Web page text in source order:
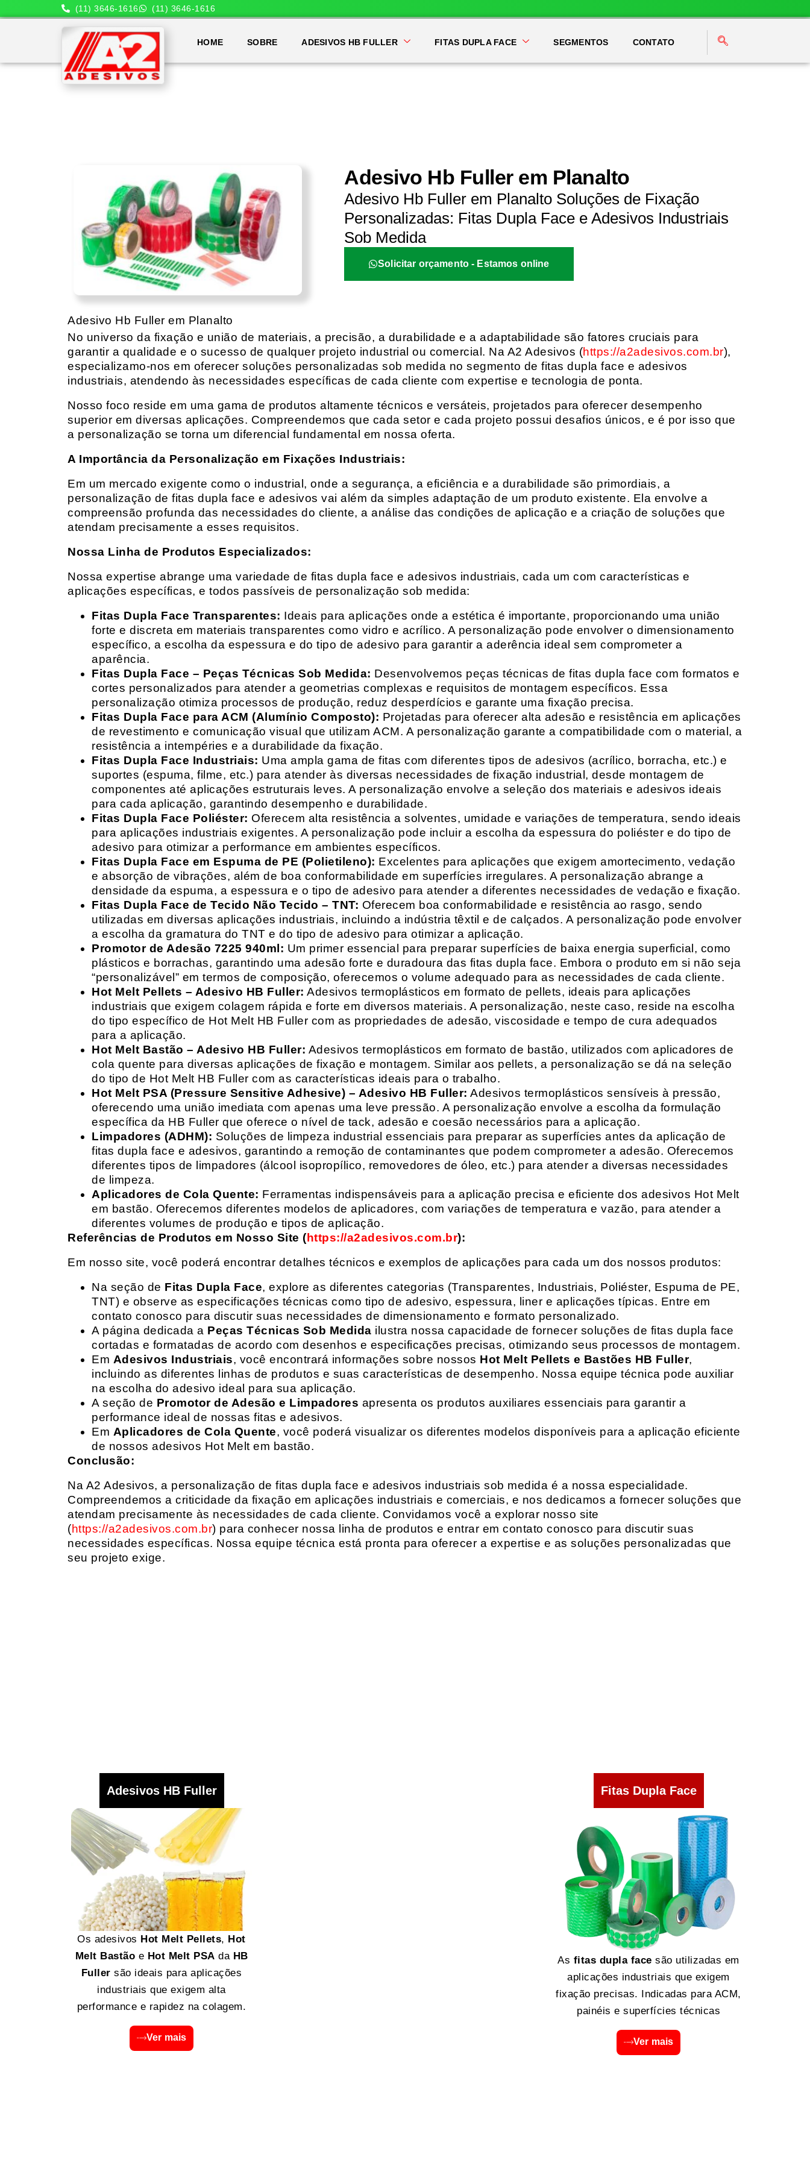
(11) 3646-1616 (11) 3646-1616
HOME SOBRE ADESIVOS HB FULLER FITAS DUPLA FACE SEGMENTOS CONTATO
Adesivo Hb Fuller em Planalto
Adesivo Hb Fuller em Planalto Soluções de Fixação
Personalizadas: Fitas Dupla Face e Adesivos Industriais
Sob Medida
Solicitar orçamento - Estamos online
Adesivo Hb Fuller em Planalto
No universo da fixação e união de materiais, a precisão, a durabilidade e a adaptabilidade são fatores cruciais para
garantir a qualidade e o sucesso de qualquer projeto industrial ou comercial. Na A2 Adesivos (https://a2adesivos.com.br),
especializamo-nos em oferecer soluções personalizadas sob medida no segmento de fitas dupla face e adesivos
industriais, atendendo às necessidades específicas de cada cliente com expertise e tecnologia de ponta.
Nosso foco reside em uma gama de produtos altamente técnicos e versáteis, projetados para oferecer desempenho
superior em diversas aplicações. Compreendemos que cada setor e cada projeto possui desafios únicos, e é por isso que
a personalização se torna um diferencial fundamental em nossa oferta.
A Importância da Personalização em Fixações Industriais:
Em um mercado exigente como o industrial, onde a segurança, a eficiência e a durabilidade são primordiais, a
personalização de fitas dupla face e adesivos vai além da simples adaptação de um produto existente. Ela envolve a
compreensão profunda das necessidades do cliente, a análise das condições de aplicação e a criação de soluções que
atendam precisamente a esses requisitos.
Nossa Linha de Produtos Especializados:
Nossa expertise abrange uma variedade de fitas dupla face e adesivos industriais, cada um com características e
aplicações específicas, e todos passíveis de personalização sob medida:
Fitas Dupla Face Transparentes: Ideais para aplicações onde a estética é importante, proporcionando uma união
forte e discreta em materiais transparentes como vidro e acrílico. A personalização pode envolver o dimensionamento
específico, a escolha da espessura e do tipo de adesivo para garantir a aderência ideal sem comprometer a
aparência.
Fitas Dupla Face – Peças Técnicas Sob Medida: Desenvolvemos peças técnicas de fitas dupla face com formatos e
cortes personalizados para atender a geometrias complexas e requisitos de montagem específicos. Essa
personalização otimiza processos de produção, reduz desperdícios e garante uma fixação precisa.
Fitas Dupla Face para ACM (Alumínio Composto): Projetadas para oferecer alta adesão e resistência em aplicações
de revestimento e comunicação visual que utilizam ACM. A personalização garante a compatibilidade com o material, a
resistência a intempéries e a durabilidade da fixação.
Fitas Dupla Face Industriais: Uma ampla gama de fitas com diferentes tipos de adesivos (acrílico, borracha, etc.) e
suportes (espuma, filme, etc.) para atender às diversas necessidades de fixação industrial, desde montagem de
componentes até aplicações estruturais leves. A personalização envolve a seleção dos materiais e adesivos ideais
para cada aplicação, garantindo desempenho e durabilidade.
Fitas Dupla Face Poliéster: Oferecem alta resistência a solventes, umidade e variações de temperatura, sendo ideais
para aplicações industriais exigentes. A personalização pode incluir a escolha da espessura do poliéster e do tipo de
adesivo para otimizar a performance em ambientes específicos.
Fitas Dupla Face em Espuma de PE (Polietileno): Excelentes para aplicações que exigem amortecimento, vedação
e absorção de vibrações, além de boa conformabilidade em superfícies irregulares. A personalização abrange a
densidade da espuma, a espessura e o tipo de adesivo para atender a diferentes necessidades de vedação e fixação.
Fitas Dupla Face de Tecido Não Tecido – TNT: Oferecem boa conformabilidade e resistência ao rasgo, sendo
utilizadas em diversas aplicações industriais, incluindo a indústria têxtil e de calçados. A personalização pode envolver
a escolha da gramatura do TNT e do tipo de adesivo para otimizar a aplicação.
Promotor de Adesão 7225 940ml: Um primer essencial para preparar superfícies de baixa energia superficial, como
plásticos e borrachas, garantindo uma adesão forte e duradoura das fitas dupla face. Embora o produto em si não seja
“personalizável” em termos de composição, oferecemos o volume adequado para as necessidades de cada cliente.
Hot Melt Pellets – Adesivo HB Fuller: Adesivos termoplásticos em formato de pellets, ideais para aplicações
industriais que exigem colagem rápida e forte em diversos materiais. A personalização, neste caso, reside na escolha
do tipo específico de Hot Melt HB Fuller com as propriedades de adesão, viscosidade e tempo de cura adequados
para a aplicação.
Hot Melt Bastão – Adesivo HB Fuller: Adesivos termoplásticos em formato de bastão, utilizados com aplicadores de
cola quente para diversas aplicações de fixação e montagem. Similar aos pellets, a personalização se dá na seleção
do tipo de Hot Melt HB Fuller com as características ideais para o trabalho.
Hot Melt PSA (Pressure Sensitive Adhesive) – Adesivo HB Fuller: Adesivos termoplásticos sensíveis à pressão,
oferecendo uma união imediata com apenas uma leve pressão. A personalização envolve a escolha da formulação
específica da HB Fuller que oferece o nível de tack, adesão e coesão necessários para a aplicação.
Limpadores (ADHM): Soluções de limpeza industrial essenciais para preparar as superfícies antes da aplicação de
fitas dupla face e adesivos, garantindo a remoção de contaminantes que podem comprometer a adesão. Oferecemos
diferentes tipos de limpadores (álcool isopropílico, removedores de óleo, etc.) para atender a diversas necessidades
de limpeza.
Aplicadores de Cola Quente: Ferramentas indispensáveis para a aplicação precisa e eficiente dos adesivos Hot Melt
em bastão. Oferecemos diferentes modelos de aplicadores, com variações de temperatura e vazão, para atender a
diferentes volumes de produção e tipos de aplicação.
Referências de Produtos em Nosso Site (https://a2adesivos.com.br):
Em nosso site, você poderá encontrar detalhes técnicos e exemplos de aplicações para cada um dos nossos produtos:
Na seção de Fitas Dupla Face, explore as diferentes categorias (Transparentes, Industriais, Poliéster, Espuma de PE,
TNT) e observe as especificações técnicas como tipo de adesivo, espessura, liner e aplicações típicas. Entre em
contato conosco para discutir suas necessidades de dimensionamento e formato personalizado.
A página dedicada a Peças Técnicas Sob Medida ilustra nossa capacidade de fornecer soluções de fitas dupla face
cortadas e formatadas de acordo com desenhos e especificações precisas, otimizando seus processos de montagem.
Em Adesivos Industriais, você encontrará informações sobre nossos Hot Melt Pellets e Bastões HB Fuller,
incluindo as diferentes linhas de produtos e suas características de desempenho. Nossa equipe técnica pode auxiliar
na escolha do adesivo ideal para sua aplicação.
A seção de Promotor de Adesão e Limpadores apresenta os produtos auxiliares essenciais para garantir a
performance ideal de nossas fitas e adesivos.
Em Aplicadores de Cola Quente, você poderá visualizar os diferentes modelos disponíveis para a aplicação eficiente
de nossos adesivos Hot Melt em bastão.
Conclusão:
Na A2 Adesivos, a personalização de fitas dupla face e adesivos industriais sob medida é a nossa especialidade.
Compreendemos a criticidade da fixação em aplicações industriais e comerciais, e nos dedicamos a fornecer soluções que
atendam precisamente às necessidades de cada cliente. Convidamos você a explorar nosso site
(https://a2adesivos.com.br) para conhecer nossa linha de produtos e entrar em contato conosco para discutir suas
necessidades específicas. Nossa equipe técnica está pronta para oferecer a expertise e as soluções personalizadas que
seu projeto exige.
Adesivos HB Fuller
Os adesivos Hot Melt Pellets, Hot
Melt Bastão e Hot Melt PSA da HB
Fuller são ideais para aplicações
industriais que exigem alta
performance e rapidez na colagem.
Ver mais
Fitas Dupla Face
As fitas dupla face são utilizadas em
aplicações industriais que exigem
fixação precisas. Indicadas para ACM,
painéis e superfícies técnicas
Ver mais